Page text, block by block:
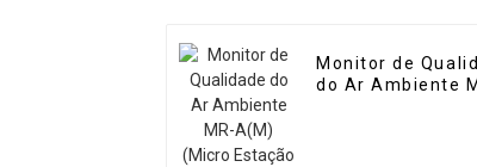
Monitor de
do Ar Ambiente